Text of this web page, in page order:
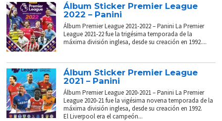
Álbum Sticker Premier League
2022 – Panini
Álbum Premier League 2021-2022 – Panini La Premier
League 2021-22 fue la trigésima temporada de la
máxima división inglesa, desde su creación en 1992....
Álbum Sticker Premier League
2021 – Panini
Álbum Premier League 2020-2021 – Panini La Premier
League 2020-21 fue la vigésima novena temporada de la
máxima división inglesa, desde su creación en 1992.
El Liverpool era el campeón...